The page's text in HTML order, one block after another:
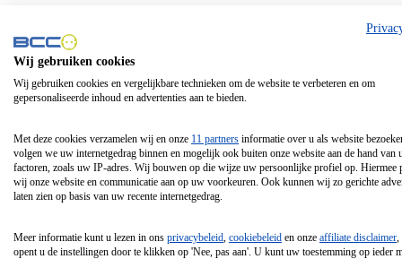
Philips
Schermgrootte 24 Inch
Schermgrootte 85 Inch
Schermgrootte 98 Inch
Tcl
Hd Led Tv
Wij gebruiken cookies
Wij gebruiken cookies en vergelijkbare technieken om de website te verbeteren en om
gepersonaliseerde inhoud en advertenties aan te bieden.
Met deze cookies verzamelen wij en onze 11 partners informatie over u als website
volgen we uw internetgedrag binnen en mogelijk ook buiten onze website aan de hand van
factoren, zoals uw IP-adres. Wij bouwen op die wijze uw persoonlijke profiel op. Hiermee
wij onze website en communicatie aan op uw voorkeuren. Ook kunnen wij zo gerichte
laten zien op basis van uw recente internetgedrag.
Meer informatie kunt u lezen in ons privacybeleid, cookiebeleid en onze affiliate disclaimer,
opent u de instellingen door te klikken op 'Nee, pas aan'. U kunt uw toestemming op ieder